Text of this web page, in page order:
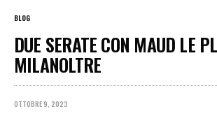
BLOG
DUE SERATE CON MAUD LE
MILANOLTRE
OTTOBRE 9, 2023